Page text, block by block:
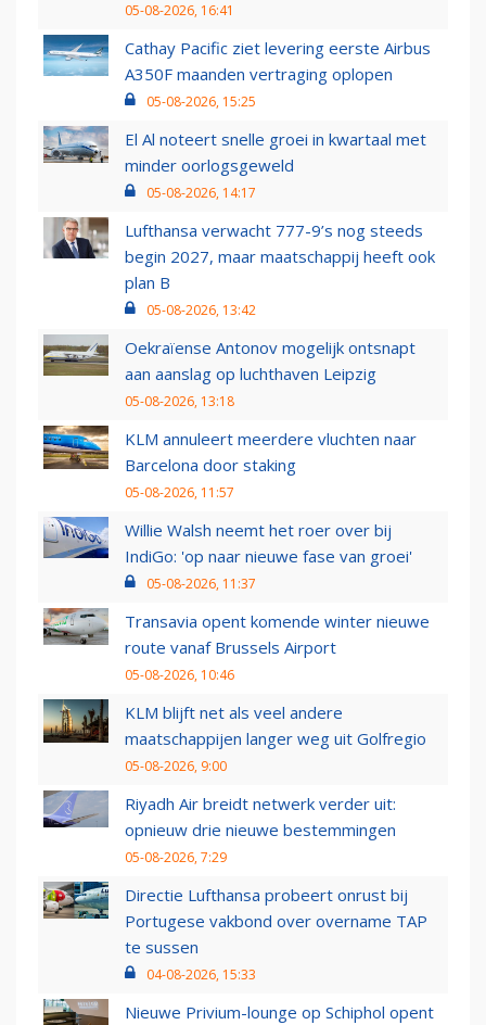
05-08-2026, 16:41
Cathay Pacific ziet levering eerste Airbus
A350F maanden vertraging oplopen
05-08-2026, 15:25
El Al noteert snelle groei in kwartaal met
minder oorlogsgeweld
05-08-2026, 14:17
Lufthansa verwacht 777-9’s nog steeds
begin 2027, maar maatschappij heeft ook
plan B
05-08-2026, 13:42
Oekraïense Antonov mogelijk ontsnapt
aan aanslag op luchthaven Leipzig
05-08-2026, 13:18
KLM annuleert meerdere vluchten naar
Barcelona door staking
05-08-2026, 11:57
Willie Walsh neemt het roer over bij
IndiGo: 'op naar nieuwe fase van groei'
05-08-2026, 11:37
Transavia opent komende winter nieuwe
route vanaf Brussels Airport
05-08-2026, 10:46
KLM blijft net als veel andere
maatschappijen langer weg uit Golfregio
05-08-2026, 9:00
Riyadh Air breidt netwerk verder uit:
opnieuw drie nieuwe bestemmingen
05-08-2026, 7:29
Directie Lufthansa probeert onrust bij
Portugese vakbond over overname TAP
te sussen
04-08-2026, 15:33
Nieuwe Privium-lounge op Schiphol opent